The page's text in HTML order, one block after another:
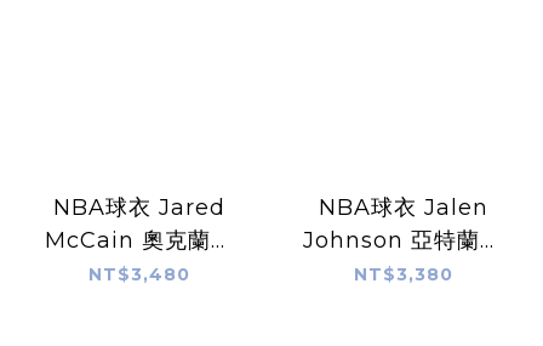
NBA球衣 Jared
McCain 奧克蘭荷
馬雷霆藍 Icon
NT$3,480
NBA球衣 Jalen
Johnson 亞特蘭大
老鷹紅 Icon Nike
NT$3,380